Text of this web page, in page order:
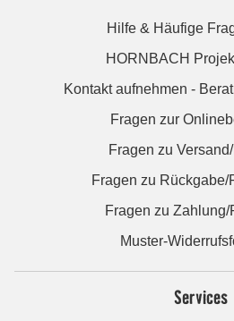
Hilfe & Häufige
HORNBACH
Kontakt aufnehmen -
Fragen zur
Fragen zu
Fragen zu Rückgabe/
Fragen zu Zahlung/
Muster-
Services